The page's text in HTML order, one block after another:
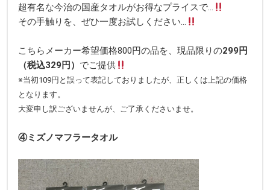
超有名な今治の国産タオルがお得なプライスで…
その手触りを、ぜひ一度お試しください…
こちらメーカー希望価格800円の品を、現品限りの299円
（税込329円） でご提供
※当初109円と誤って表記しておりましたが、正しくは上記の価格
となります。
大変申し訳ございませんが、ご了承くださいませ。
④ミズノマフラータオル